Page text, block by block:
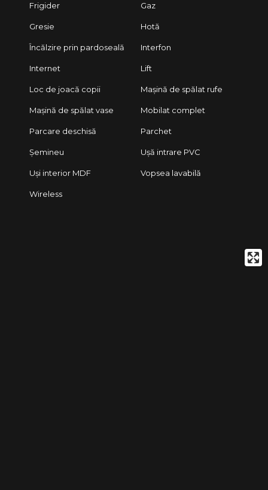
Frigider Gaz
Gresie Hotă
Încălzire prin pardoseală Interfon
Internet Lift
Loc de joacă copii Mașină de spălat rufe
Mașină de spălat vase Mobilat complet
Parcare deschisă Parchet
Șemineu Ușă intrare PVC
Uși interior MDF Vopsea lavabilă
Wireless